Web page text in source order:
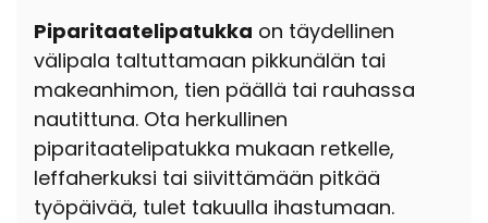
Piparitaatelipatukka on täydellinen
välipala taltuttamaan pikkunälän tai
makeanhimon, tien päällä tai rauhassa
nautittuna. Ota herkullinen
piparitaatelipatukka mukaan retkelle,
leffaherkuksi tai siivittämään pitkää
työpäivää, tulet takuulla ihastumaan.